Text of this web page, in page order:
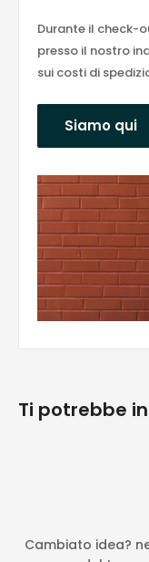
Durante il check-
presso il nostro
sui costi di
Siamo qui
Ti potrebbe
Cambiato idea?